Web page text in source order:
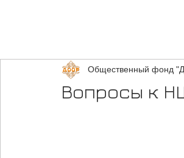
Вопросы к
Общественный фонд